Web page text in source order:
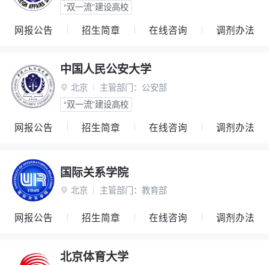
“双一流”建设高校
网报公告 招生简章 在线咨询 调剂办法
中国人民公安大学
 北京 主管部门： 公安部
“双一流”建设高校
网报公告 招生简章 在线咨询 调剂办法
国际关系学院
 北京 主管部门： 教育部
网报公告 招生简章 在线咨询 调剂办法
北京体育大学